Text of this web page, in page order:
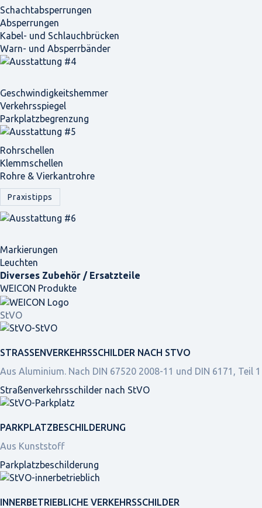
Schacht­absperrungen
Absperrungen
Kabel- und Schlauchbrücken
Warn- und Absperrbänder
Geschwindigkeits­hemmer
Verkehrsspiegel
Parkplatz­begrenzung
Rohrschellen
Klemmschellen
Rohre & Vierkantrohre
Praxistipps
Markierungen
Leuchten
Diverses Zubehör / Ersatzteile
WEICON Produkte
StVO
STRASSEN­VERKEHRS­SCHILDER NACH STVO
Aus Aluminium. Nach DIN 67520 2008-11 und DIN 6171, Teil 1
Straßen­verkehrs­schilder nach StVO
PARKPLATZ­BESCHILDERUNG
Aus Kunststoff
Parkplatz­beschilderung
INNER­BETRIEBLICHE VERKEHRS­SCHILDER